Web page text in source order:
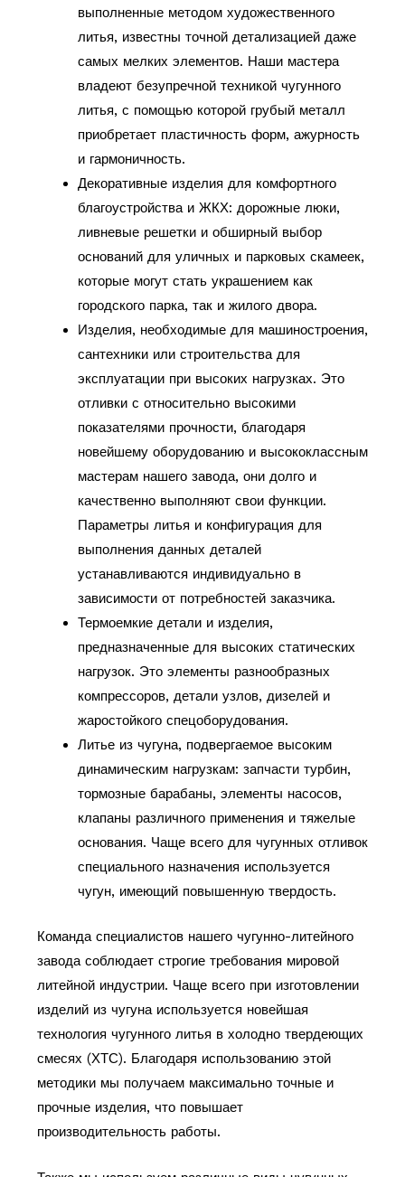
выполненные методом художественного
литья, известны точной детализацией даже
самых мелких элементов. Наши мастера
владеют безупречной техникой чугунного
литья, с помощью которой грубый металл
приобретает пластичность форм, ажурность
и гармоничность.
Декоративные изделия для комфортного
благоустройства и ЖКХ: дорожные люки,
ливневые решетки и обширный выбор
оснований для уличных и парковых скамеек,
которые могут стать украшением как
городского парка, так и жилого двора.
Изделия, необходимые для машиностроения,
сантехники или строительства для
эксплуатации при высоких нагрузках. Это
отливки с относительно высокими
показателями прочности, благодаря
новейшему оборудованию и высококлассным
мастерам нашего завода, они долго и
качественно выполняют свои функции.
Параметры литья и конфигурация для
выполнения данных деталей
устанавливаются индивидуально в
зависимости от потребностей заказчика.
Термоемкие детали и изделия,
предназначенные для высоких статических
нагрузок. Это элементы разнообразных
компрессоров, детали узлов, дизелей и
жаростойкого спецоборудования.
Литье из чугуна, подвергаемое высоким
динамическим нагрузкам: запчасти турбин,
тормозные барабаны, элементы насосов,
клапаны различного применения и тяжелые
основания. Чаще всего для чугунных отливок
специального назначения используется
чугун, имеющий повышенную твердость.
Команда специалистов нашего чугунно-литейного
завода соблюдает строгие требования мировой
литейной индустрии. Чаще всего при изготовлении
изделий из чугуна используется новейшая
технология чугунного литья в холодно твердеющих
смесях (ХТС). Благодаря использованию этой
методики мы получаем максимально точные и
прочные изделия, что повышает
производительность работы.